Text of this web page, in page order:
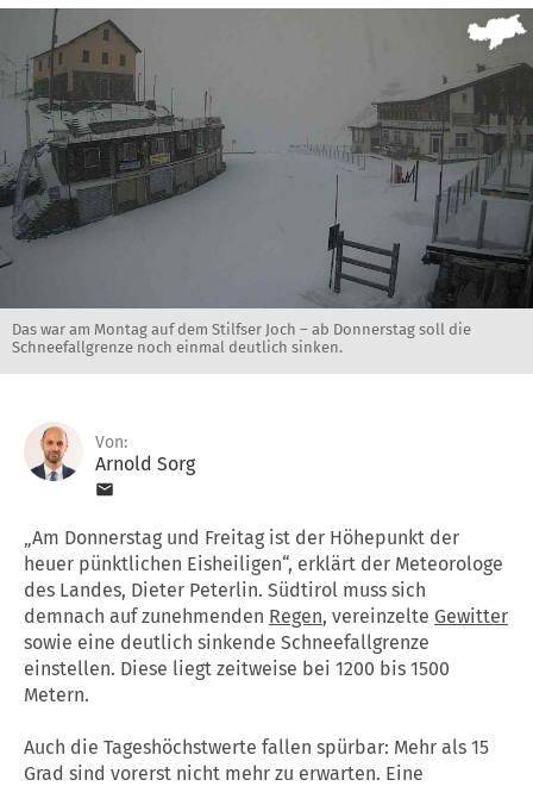
Das war am Montag auf dem Stilfser Joch – ab Donnerstag soll die
Schneefallgrenze noch einmal deutlich sinken.
Von:
Arnold Sorg
„Am Donnerstag und Freitag ist der Höhepunkt der
heuer pünktlichen Eisheiligen“, erklärt der Meteorologe
des Landes, Dieter Peterlin. Südtirol muss sich
demnach auf zunehmenden Regen, vereinzelte Gewitter
sowie eine deutlich sinkende Schneefallgrenze
einstellen. Diese liegt zeitweise bei 1200 bis 1500
Metern.
Auch die Tageshöchstwerte fallen spürbar: Mehr als 15
Grad sind vorerst nicht mehr zu erwarten. Eine